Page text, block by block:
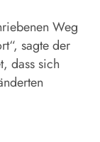
Weg
sagte der
dass sich